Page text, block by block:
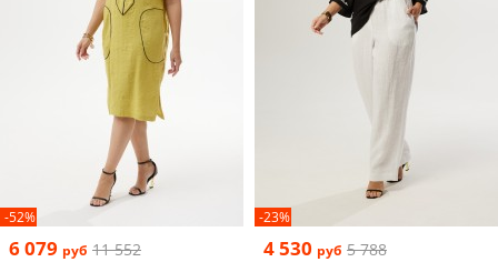
-52%
6 079 руб 11 552
-23%
4 530 руб 5 788